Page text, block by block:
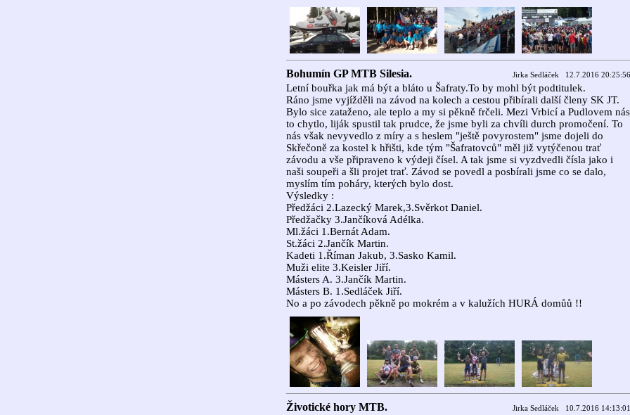
Bohumín GP MTB Silesia. Jirka Sedláček 12.7.2016 20:25:56
Letní bouřka jak má být a bláto u Šafraty.To by mohl být podtitulek.
Ráno jsme vyjížděli na závod na kolech a cestou přibírali další členy SK JT.
Bylo sice zataženo, ale teplo a my si pěkně frčeli. Mezi Vrbicí a Pudlovem nás
to chytlo, liják spustil tak prudce, že jsme byli za chvíli durch promočení. To
nás však nevyvedlo z míry a s heslem "ještě povyrostem" jsme dojeli do
Skřečoně za kostel k hřišti, kde tým "Šafratovců" měl již vytýčenou trať
závodu a vše připraveno k výdeji čísel. A tak jsme si vyzdvedli čísla jako i
naši soupeři a šli projet trať. Závod se povedl a posbírali jsme co se dalo,
myslím tím poháry, kterých bylo dost.
Výsledky :
Předžáci 2.Lazecký Marek,3.Svěrkot Daniel.
Předžačky 3.Jančíková Adélka.
Ml.žáci 1.Bernát Adam.
St.žáci 2.Jančík Martin.
Kadeti 1.Říman Jakub, 3.Sasko Kamil.
Muži elite 3.Keisler Jiří.
Másters A. 3.Jančík Martin.
Másters B. 1.Sedláček Jiří.
No a po závodech pěkně po mokrém a v kalužích HURÁ domůů !!
Životické hory MTB. Jirka Sedláček 10.7.2016 14:13:01